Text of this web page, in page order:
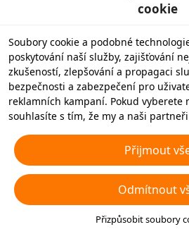
cookie
Soubory cookie a podobné
poskytování naší služby, zajišťování
zkušeností, zlepšování a propagaci
bezpečnosti a zabezpečení pro
reklamních kampaní. Pokud vyberete
souhlasíte s tím, že my a naši
reklamní účely. Můžete také zvolit
všechny“ nepodstatné soubory
souborů cookie chcete přijmout nebo
tlačítko „Přizpůsobit soubory cookie“
nastavení ochrany soukromí. Další
Zásadách používání souborů
Přijmout
Odmítnout
Přizpůsobit soubory